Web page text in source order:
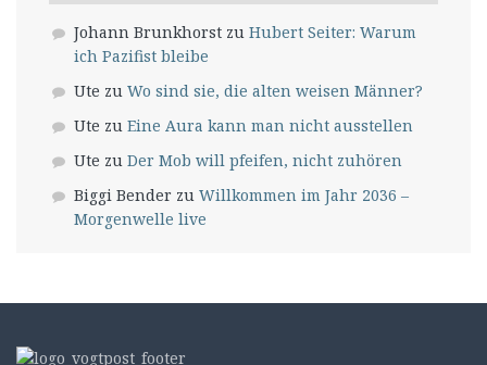
Johann Brunkhorst zu Hubert Seiter: Warum
ich Pazifist bleibe
Ute zu Wo sind sie, die alten weisen Männer?
Ute zu Eine Aura kann man nicht ausstellen
Ute zu Der Mob will pfeifen, nicht zuhören
Biggi Bender zu Willkommen im Jahr 2036 –
Morgenwelle live